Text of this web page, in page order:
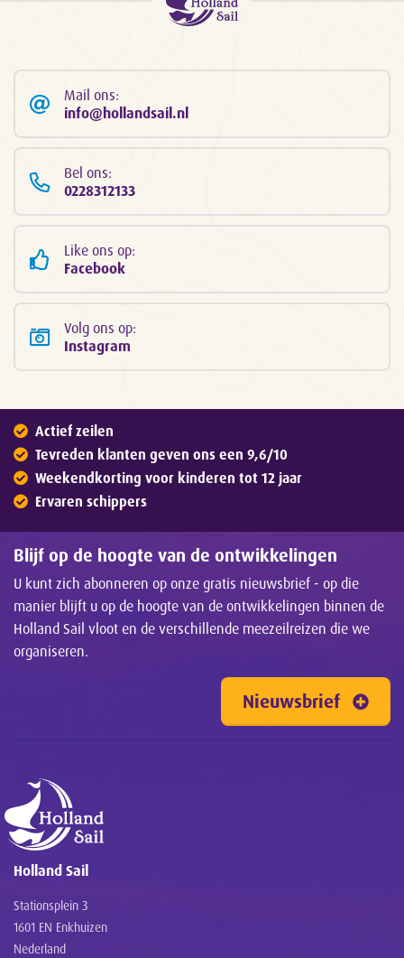
Mail ons:
info@hollandsail.nl
Bel ons:
0228312133
Like ons op:
Facebook
Volg ons op:
Instagram
Actief zeilen
Tevreden klanten geven ons een 9,6/10
Weekendkorting voor kinderen tot 12 jaar
Ervaren schippers
Blijf op de hoogte van de ontwikkelingen
U kunt zich abonneren op onze gratis nieuwsbrief - op die
manier blijft u op de hoogte van de ontwikkelingen binnen de
Holland Sail vloot en de verschillende meezeilreizen die we
organiseren.
Nieuwsbrief
Holland Sail
Stationsplein 3
1601 EN Enkhuizen
Nederland